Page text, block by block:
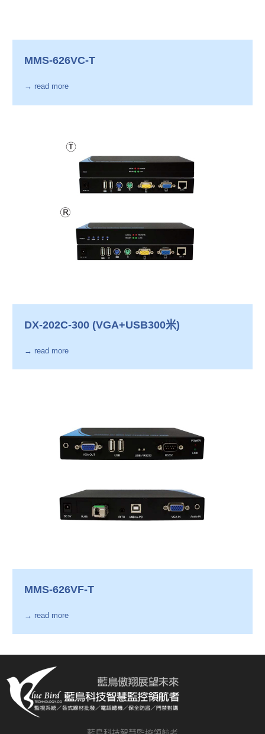
MMS-626VC-T
→ read more
DX-202C-300 (VGA+USB300米)
→ read more
MMS-626VF-T
→ read more